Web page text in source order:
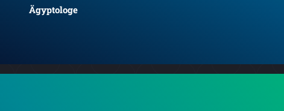
Ägyptologe